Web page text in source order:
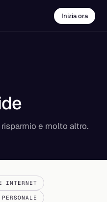
Inizia ora
e molto altro.
INTERNET